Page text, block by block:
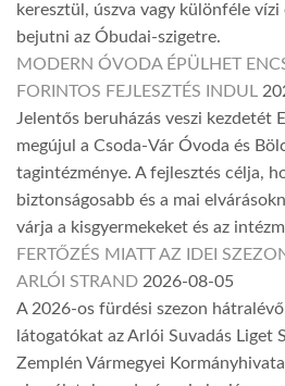
keresztül, úszva vagy különféle
bejutni az Óbudai-szigetre.
MODERN ÓVODA ÉPÜLHET
FORINTOS FEJLESZTÉS INDUL
Jelentős beruházás veszi kezdetét
megújul a Csoda-Vár Óvoda és
tagintézménye. A fejlesztés célja,
biztonságosabb és a mai
várja a kisgyermekeket és az
FERTŐZÉS MIATT AZ IDEI
ARLÓI STRAND 2026-08-05
A 2026-os fürdési szezon
látogatókat az Arlói Suvadás Liget
Zemplén Vármegyei